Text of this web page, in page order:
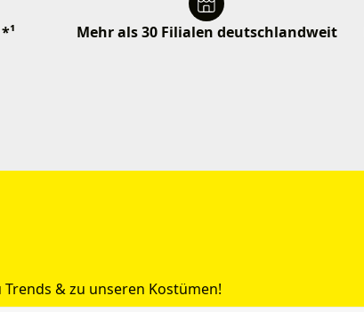
Mehr als 30 Filialen deutschlandweit
& zu unseren Kostümen!